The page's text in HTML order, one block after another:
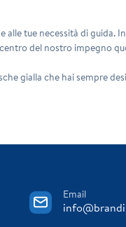
alle tue necessità di guida.
del nostro impegno
gialla che hai sempre
Email